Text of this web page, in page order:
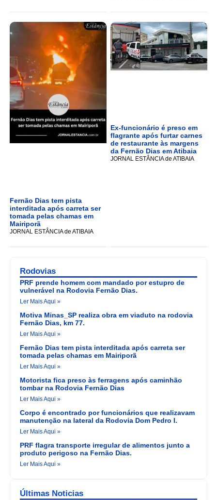
Fernão Dias tem pista
interditada após carreta ser
tomada pelas chamas em
Mairiporã
JORNAL ESTÂNCIA de ATIBAIA
Ex-funcionário é preso em
flagrante após furtar carnes
de restaurante às margens
da Fernão Dias em Atibaia
JORNAL ESTÂNCIA de ATIBAIA
Rodovias
PRF prende homem com mandado por estupro de
vulnerável na Rodovia Fernão Dias.
Ler Mais Aqui »
Motiva Minas_SP realiza obra em viaduto na rodovia
Fernão Dias, km 77.
Ler Mais Aqui »
Fernão Dias tem pista interditada após carreta ser
tomada pelas chamas em Mairiporã
Ler Mais Aqui »
Motorista fica preso às ferragens após caminhão
tombar na Rodovia Fernão Dias
Ler Mais Aqui »
Corpo é encontrado por funcionários que realizavam
manutenção na lateral da Rodovia Dom Pedro I.
Ler Mais Aqui »
PRF flagra transporte irregular de alimentos junto a
produto perigoso na Fernão Dias.
Ler Mais Aqui »
Últimas Noticias